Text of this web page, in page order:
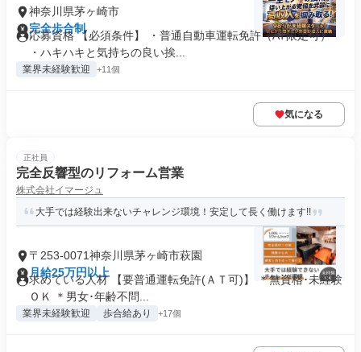
神奈川県茅ヶ崎市
完全歩合制
応募資格 【必須条件】 ・普通自動車運転免許（AT限定可）
・ハキハキと気持ちの良い挨...
業界未経験歓迎 +11個
気になる
正社員
完全反響型のリフォーム営業
株式会社イマージュ
大手では経験出来ないチャレンジ環境！安定して長く働けます!!
〒253-0071神奈川県茅ヶ崎市萩園
月給25万円以上
求めている人材 【要普通運転免許(ＡＴ可)】 ＊無資格･未経験
ＯＫ ＊男女･年齢不問...
業界未経験歓迎 歩合給あり +17個